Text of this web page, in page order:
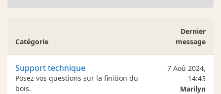
Catégorie
Dernier
message
Support technique
Posez vos questions sur la finition du
bois.
7 Aoû 2024,
14:43
Marilyn